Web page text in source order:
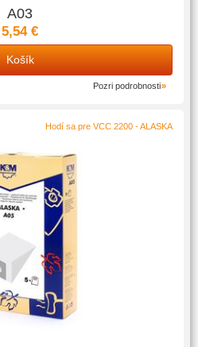
A03
5,54 €
Košík
Pozri podrobnosti
Hodí sa pre VCC 2200 - ALASKA